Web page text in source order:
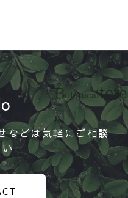
などは気軽にご相談